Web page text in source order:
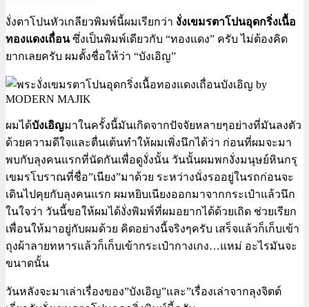
งั่งตาโปนหัวเกลียวพิมพ์นี้ผมเรียกว่า งั่งเขมรตาโปนอุดกริ่งเนื้อ
ทองแดงเถื่อนซึ่งเป็นพิมพ์เดียวกับ “ทองแดง” ครับ ไม่ต้องคิด
ยากเลยครับ ผมตั้งชื่อให้ว่า “บังเอิญ”
ผมได้บังเอิญมาในครั้งนี้มันเกิดจากปัจจัยหลายๆอย่างที่มันลงตัว
ด้วยความดีใจและตื่นเต้นทำให้ผมเพิ่งนึกได้ว่า ก่อนที่ผมจะมา
พบกับลุงคนแรกที่นัดกันเพื่อดูงั่งนั้น วันนั้นผมพกงั่งมนุษย์หินกรุ
เขมรโบราณที่ชื่อ”เนียง”มาด้วย ระหว่างนั่งรออยู่ในรถก่อนจะ
เดินไปคุยกับลุงคนแรก ผมหยิบเนียงออกมาจากกระเป๋าแล้วนึก
ในใจว่า วันนี้ขอให้ผมได้งั่งพิมพ์ที่ผมอยากได้ด้วยเถิด ช่วยเรียก
เพื่อนให้มาอยู่กับผมด้วย คิดอย่างนี้จริงๆครับ เสร็จแล้วก็เก็บเข้า
ถุงผ้าลายทหารแล้วก็เก็บเข้ากระเป๋ากางเกง…แหม่ อะไรมันจะ
ขนาดนั้น
วันหลังจะมาเล่าเรื่องของ”บังเอิญ”และ”เรื่องเล่าจากลุงจิตต์